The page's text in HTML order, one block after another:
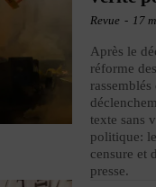
Revue - 17
Après le
réforme
texte sans
politique:
censure et
presse.